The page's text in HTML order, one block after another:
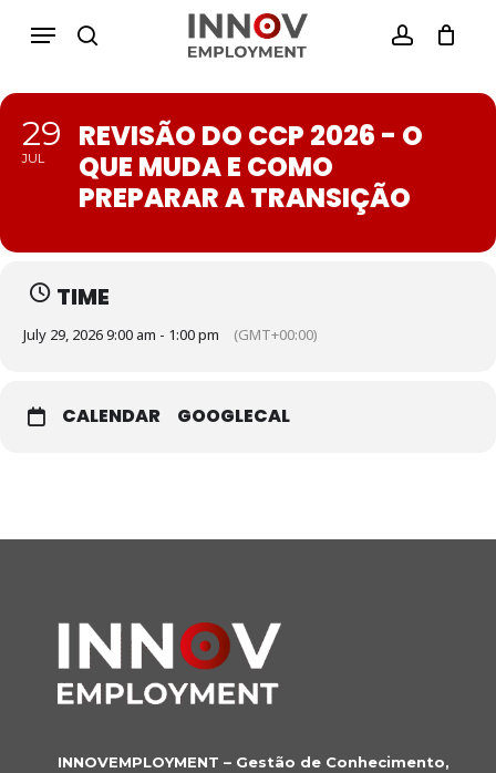
search account
Menu
Cesto de Compras Close
29
JUL
REVISÃO DO CCP 2026 - O
QUE MUDA E COMO
PREPARAR A TRANSIÇÃO
TIME
July 29, 2026 9:00 am - 1:00 pm (GMT+00:00)
CALENDAR GOOGLECAL
INNOVEMPLOYMENT – Gestão de Conhecimento,